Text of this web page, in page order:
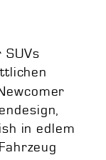
in edlem